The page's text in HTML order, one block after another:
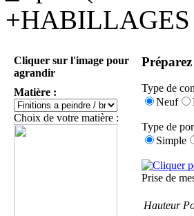
Cliquer sur l'image pour
agrandir
Matière :
Choix de votre matière :
Type de
Neuf
Type de
Simple
Prise de
Hauteur